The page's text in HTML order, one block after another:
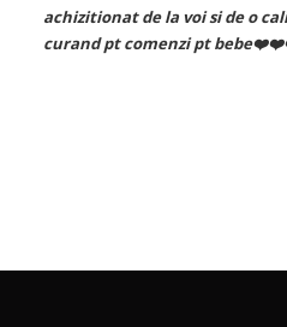
excelenta voi reveni